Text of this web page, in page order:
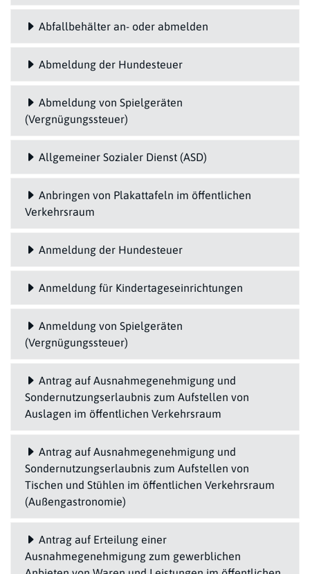
Abfallbehälter an- oder abmelden
Abmeldung der Hundesteuer
Abmeldung von Spielgeräten
(Vergnügungssteuer)
Allgemeiner Sozialer Dienst (ASD)
Anbringen von Plakattafeln im öffentlichen
Verkehrsraum
Anmeldung der Hundesteuer
Anmeldung für Kindertageseinrichtungen
Anmeldung von Spielgeräten
(Vergnügungssteuer)
Antrag auf Ausnahmegenehmigung und
Sondernutzungserlaubnis zum Aufstellen von
Auslagen im öffentlichen Verkehrsraum
Antrag auf Ausnahmegenehmigung und
Sondernutzungserlaubnis zum Aufstellen von
Tischen und Stühlen im öffentlichen Verkehrsraum
(Außengastronomie)
Antrag auf Erteilung einer
Ausnahmegenehmigung zum gewerblichen